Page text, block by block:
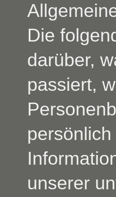
Die
darüber,
passiert,
unserer